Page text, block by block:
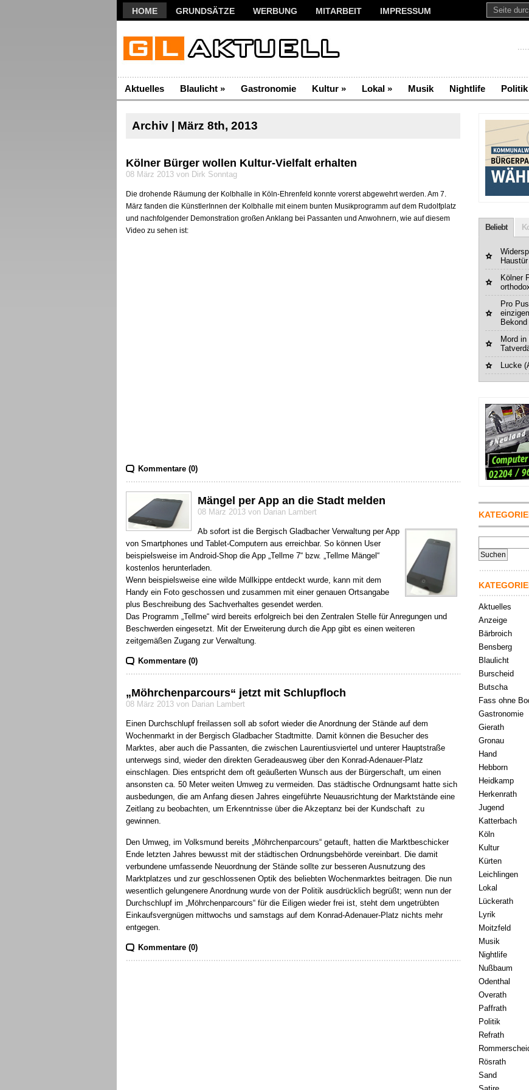
HOME GRUNDSÄTZE WERBUNG MITARBEIT IMPRESSUM
Aktuelles Blaulicht » Gastronomie Kultur » Lokal » Musik Nightlife Politik
Archiv | März 8th, 2013
Kölner Bürger wollen Kultur-Vielfalt erhalten
08 März 2013 von Dirk Sonntag
Die drohende Räumung der Kolbhalle in Köln-Ehrenfeld konnte vorerst abgewehrt werden. Am 7.
März fanden die KünstlerInnen der Kolbhalle mit einem bunten Musikprogramm auf dem Rudolfplatz
und nachfolgender Demonstration großen Anklang bei Passanten und Anwohnern, wie auf diesem
Video zu sehen ist:
Kommentare (0)
Mängel per App an die Stadt melden
08 März 2013 von Darian Lambert
Ab sofort ist die Bergisch Gladbacher Verwaltung per App
von Smartphones und Tablet-Computern aus erreichbar. So können User
beispielsweise im Android-Shop die App „Tellme 7“ bzw. „Tellme Mängel“
kostenlos herunterladen.
Wenn beispielsweise eine wilde Müllkippe entdeckt wurde, kann mit dem
Handy ein Foto geschossen und zusammen mit einer genauen Ortsangabe
plus Beschreibung des Sachverhaltes gesendet werden.
Das Programm „Tellme“ wird bereits erfolgreich bei den Zentralen Stelle für Anregungen und
Beschwerden eingesetzt. Mit der Erweiterung durch die App gibt es einen weiteren
zeitgemäßen Zugang zur Verwaltung.
Kommentare (0)
„Möhrchenparcours“ jetzt mit Schlupfloch
08 März 2013 von Darian Lambert
Einen Durchschlupf freilassen soll ab sofort wieder die Anordnung der Stände auf dem
Wochenmarkt in der Bergisch Gladbacher Stadtmitte. Damit können die Besucher des
Marktes, aber auch die Passanten, die zwischen Laurentiusviertel und unterer Hauptstraße
unterwegs sind, wieder den direkten Geradeausweg über den Konrad-Adenauer-Platz
einschlagen. Dies entspricht dem oft geäußerten Wunsch aus der Bürgerschaft, um einen
ansonsten ca. 50 Meter weiten Umweg zu vermeiden. Das städtische Ordnungsamt hatte sich
ausbedungen, die am Anfang diesen Jahres eingeführte Neuausrichtung der Marktstände eine
Zeitlang zu beobachten, um Erkenntnisse über die Akzeptanz bei der Kundschaft zu
gewinnen.
Den Umweg, im Volksmund bereits „Möhrchenparcours“ getauft, hatten die Marktbeschicker
Ende letzten Jahres bewusst mit der städtischen Ordnungsbehörde vereinbart. Die damit
verbundene umfassende Neuordnung der Stände sollte zur besseren Ausnutzung des
Marktplatzes und zur geschlossenen Optik des beliebten Wochenmarktes beitragen. Die nun
wesentlich gelungenere Anordnung wurde von der Politik ausdrücklich begrüßt; wenn nun der
Durchschlupf im „Möhrchenparcours“ für die Eiligen wieder frei ist, steht dem ungetrübten
Einkaufsvergnügen mittwochs und samstags auf dem Konrad-Adenauer-Platz nichts mehr
entgegen.
Kommentare (0)
Beliebt
Kölner
Pro
Bekond
Mord
Lucke
nach:
Aktuelles
Anzeige
Bärbroich
Bensberg
Blaulicht
Burscheid
Butscha
Fass ohne
Gastronomie
Gierath
Gronau
Hand
Hebborn
Heidkamp
Herkenrath
Jugend
Katterbach
Köln
Kultur
Kürten
Leichlingen
Lokal
Lückerath
Lyrik
Moitzfeld
Musik
Nightlife
Nußbaum
Odenthal
Overath
Paffrath
Politik
Refrath
Rösrath
Sand